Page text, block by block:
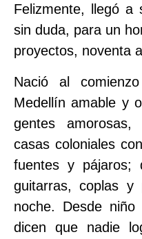
Felizmente, llegó a
sin duda, para un
proyectos, noventa
Nació al
Medellín amable y
gentes
casas coloniales
fuentes y pájaros;
guitarras, coplas y
noche. Desde
dicen que nadie